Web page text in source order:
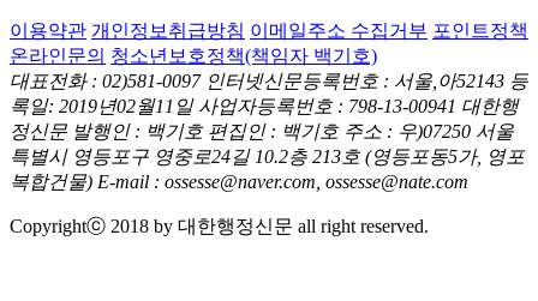
이용약관 개인정보취급방침 이메일주소 수집거부 포인트정책
온라인문의 청소년보호정책(책임자 백기호)
대표전화 : 02)581-0097 인터넷신문등록번호 : 서울,아52143 등
록일: 2019년02월11일 사업자등록번호 : 798-13-00941 대한행
정신문 발행인 : 백기호 편집인 : 백기호 주소 : 우)07250 서울
특별시 영등포구 영중로24길 10.2층 213호 (영등포동5가, 영포
복합건물) E-mail : ossesse@naver.com, ossesse@nate.com
Copyrightⓒ 2018 by 대한행정신문 all right reserved.